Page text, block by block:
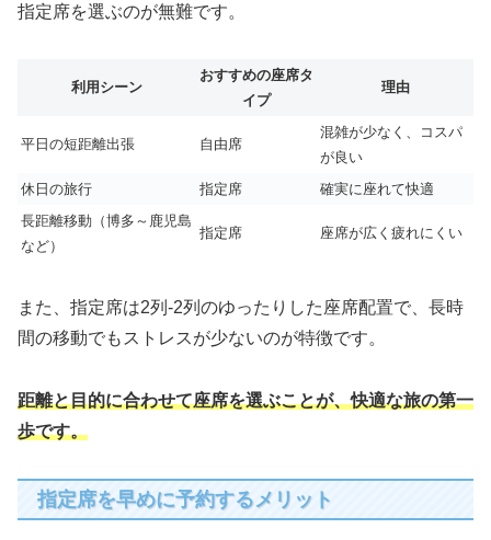
指定席を選ぶのが無難です。
利用シーン
おすすめの座席タ
イプ
理由
平日の短距離出張 自由席
混雑が少なく、コスパ
が良い
休日の旅行
指定席
確実に座れて快適
長距離移動（博多～鹿児島
など）
指定席 座席が広く疲れにくい
また、指定席は2列-2列のゆったりした座席配置で、長時
間の移動でもストレスが少ないのが特徴です。
距離と目的に合わせて座席を選ぶことが、快適な旅の第一
歩です。
指定席を早めに予約するメリット